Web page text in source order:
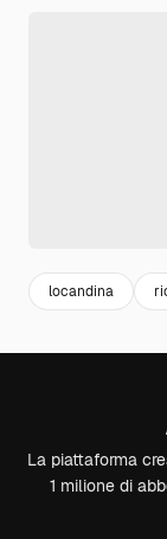
locandina
La piattaforma
1 milione di